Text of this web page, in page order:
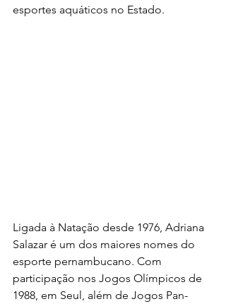
esportes aquáticos no Estado.
Ligada à Natação desde 1976, Adriana
Salazar é um dos maiores nomes do
esporte pernambucano. Com
participação nos Jogos Olímpicos de
1988, em Seul, além de Jogos Pan-